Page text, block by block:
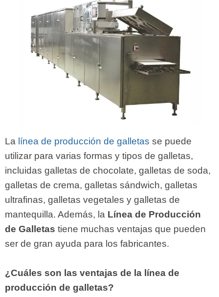
La línea de producción de galletas se puede
utilizar para varias formas y tipos de galletas,
incluidas galletas de chocolate, galletas de soda,
galletas de crema, galletas sándwich, galletas
ultrafinas, galletas vegetales y galletas de
mantequilla. Además, la Línea de Producción
de Galletas tiene muchas ventajas que pueden
ser de gran ayuda para los fabricantes.
¿Cuáles son las ventajas de la línea de
producción de galletas?